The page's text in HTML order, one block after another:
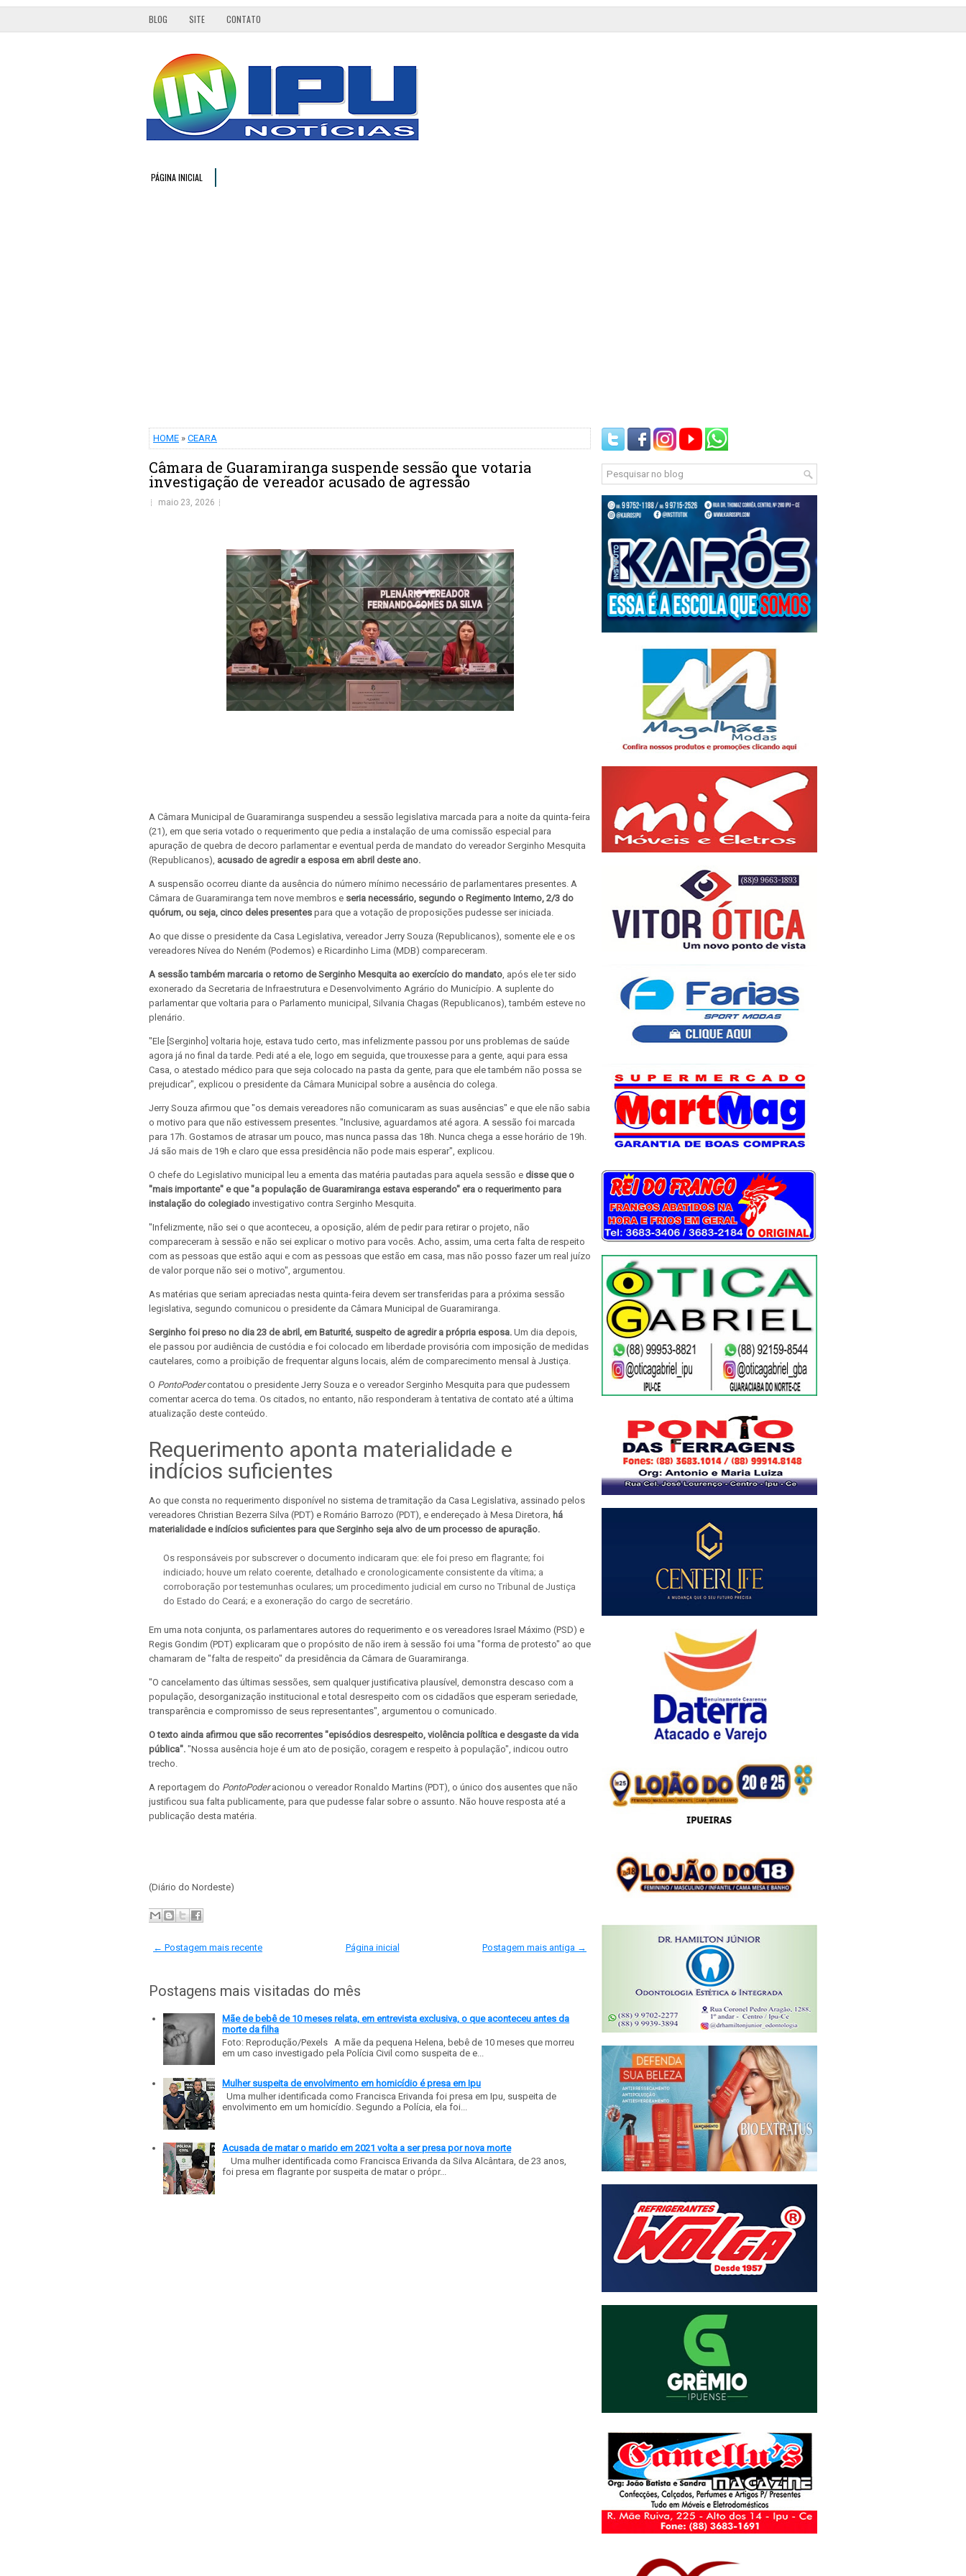
BLOG SITE CONTATO
PÁGINA INICIAL
HOME » CEARA
Câmara de Guaramiranga suspende sessão que votaria
investigação de vereador acusado de agressão
maio 23, 2026
A Câmara Municipal de Guaramiranga suspendeu a sessão legislativa marcada para a noite da quinta-feira
(21), em que seria votado o requerimento que pedia a instalação de uma comissão especial para
apuração de quebra de decoro parlamentar e eventual perda de mandato do vereador Serginho Mesquita
(Republicanos), acusado de agredir a esposa em abril deste ano.
A suspensão ocorreu diante da ausência do número mínimo necessário de parlamentares presentes. A
Câmara de Guaramiranga tem nove membros e seria necessário, segundo o Regimento Interno, 2/3 do
quórum, ou seja, cinco deles presentes para que a votação de proposições pudesse ser iniciada.
Ao que disse o presidente da Casa Legislativa, vereador Jerry Souza (Republicanos), somente ele e os
vereadores Nívea do Neném (Podemos) e Ricardinho Lima (MDB) compareceram.
A sessão também marcaria o retorno de Serginho Mesquita ao exercício do mandato, após ele ter sido
exonerado da Secretaria de Infraestrutura e Desenvolvimento Agrário do Município. A suplente do
parlamentar que voltaria para o Parlamento municipal, Silvania Chagas (Republicanos), também esteve no
plenário.
"Ele [Serginho] voltaria hoje, estava tudo certo, mas infelizmente passou por uns problemas de saúde
agora já no final da tarde. Pedi até a ele, logo em seguida, que trouxesse para a gente, aqui para essa
Casa, o atestado médico para que seja colocado na pasta da gente, para que ele também não possa se
prejudicar", explicou o presidente da Câmara Municipal sobre a ausência do colega.
Jerry Souza afirmou que "os demais vereadores não comunicaram as suas ausências" e que ele não sabia
o motivo para que não estivessem presentes. "Inclusive, aguardamos até agora. A sessão foi marcada
para 17h. Gostamos de atrasar um pouco, mas nunca passa das 18h. Nunca chega a esse horário de 19h.
Já são mais de 19h e claro que essa presidência não pode mais esperar", explicou.
O chefe do Legislativo municipal leu a ementa das matéria pautadas para aquela sessão e disse que o
"mais importante" e que "a população de Guaramiranga estava esperando" era o requerimento para
instalação do colegiado investigativo contra Serginho Mesquita.
"Infelizmente, não sei o que aconteceu, a oposição, além de pedir para retirar o projeto, não
compareceram à sessão e não sei explicar o motivo para vocês. Acho, assim, uma certa falta de respeito
com as pessoas que estão aqui e com as pessoas que estão em casa, mas não posso fazer um real juízo
de valor porque não sei o motivo", argumentou.
As matérias que seriam apreciadas nesta quinta-feira devem ser transferidas para a próxima sessão
legislativa, segundo comunicou o presidente da Câmara Municipal de Guaramiranga.
Serginho foi preso no dia 23 de abril, em Baturité, suspeito de agredir a própria esposa. Um dia depois,
ele passou por audiência de custódia e foi colocado em liberdade provisória com imposição de medidas
cautelares, como a proibição de frequentar alguns locais, além de comparecimento mensal à Justiça.
O PontoPodercontatou o presidente Jerry Souza e o vereador Serginho Mesquita para que pudessem
comentar acerca do tema. Os citados, no entanto, não responderam à tentativa de contato até a última
atualização deste conteúdo.
Requerimento aponta materialidade e
indícios suficientes
Ao que consta no requerimento disponível no sistema de tramitação da Casa Legislativa, assinado pelos
vereadores Christian Bezerra Silva (PDT) e Romário Barrozo (PDT), e endereçado à Mesa Diretora, há
materialidade e indícios suficientes para que Serginho seja alvo de um processo de apuração.
Os responsáveis por subscrever o documento indicaram que: ele foi preso em flagrante; foi
indiciado; houve um relato coerente, detalhado e cronologicamente consistente da vítima; a
corroboração por testemunhas oculares; um procedimento judicial em curso no Tribunal de Justiça
do Estado do Ceará; e a exoneração do cargo de secretário.
Em uma nota conjunta, os parlamentares autores do requerimento e os vereadores Israel Máximo (PSD) e
Regis Gondim (PDT) explicaram que o propósito de não irem à sessão foi uma "forma de protesto" ao que
chamaram de "falta de respeito" da presidência da Câmara de Guaramiranga.
"O cancelamento das últimas sessões, sem qualquer justificativa plausível, demonstra descaso com a
população, desorganização institucional e total desrespeito com os cidadãos que esperam seriedade,
transparência e compromisso de seus representantes", argumentou o comunicado.
O texto ainda afirmou que são recorrentes "episódios desrespeito, violência política e desgaste da vida
pública". "Nossa ausência hoje é um ato de posição, coragem e respeito à população", indicou outro
trecho.
A reportagem do PontoPoderacionou o vereador Ronaldo Martins (PDT), o único dos ausentes que não
justificou sua falta publicamente, para que pudesse falar sobre o assunto. Não houve resposta até a
publicação desta matéria.
(Diário do Nordeste)
← Postagem mais recente Postagem mais antiga →
Página inicial
Postagens mais visitadas do mês
Mãe de bebê de 10 meses relata, em entrevista exclusiva, o que aconteceu antes da
morte da filha
Foto: Reprodução/Pexels A mãe da pequena Helena, bebê de 10 meses que morreu
em um caso investigado pela Polícia Civil como suspeita de e...
Mulher suspeita de envolvimento em homicídio é presa em Ipu
Uma mulher identificada como Francisca Erivanda foi presa em Ipu, suspeita de
envolvimento em um homicídio. Segundo a Polícia, ela foi...
Acusada de matar o marido em 2021 volta a ser presa por nova morte
Uma mulher identificada como Francisca Erivanda da Silva Alcântara, de 23 anos,
foi presa em flagrante por suspeita de matar o própr...